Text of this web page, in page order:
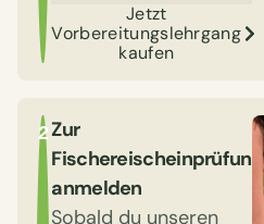
Jetzt
Vorbereitungslehrgang
kaufen
2Zur
Fischereischeinprüfung
anmelden
Sobald du unseren